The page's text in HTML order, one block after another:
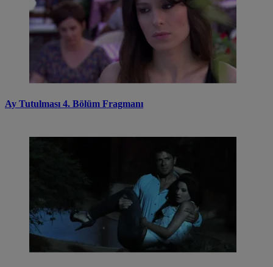
Ay Tutulması 4. Bölüm Fragmanı